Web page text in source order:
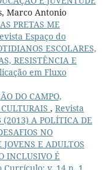
Marco Antonio
PRETAS ME
Espaço do
ESCOLARES,
RESISTÊNCIA E
em Fluxo
DO CAMPO,
, Revista
A POLÍTICA DE
NO
E ADULTOS
INCLUSIVO É
Currículo: v. 14 n. 1